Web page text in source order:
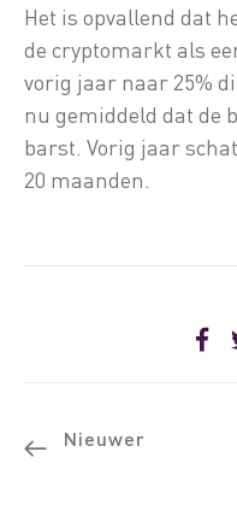
Het is opvallend dat
de cryptomarkt als
vorig jaar naar 25%
nu gemiddeld dat de
barst. Vorig jaar
20 maanden.
Nieuwer